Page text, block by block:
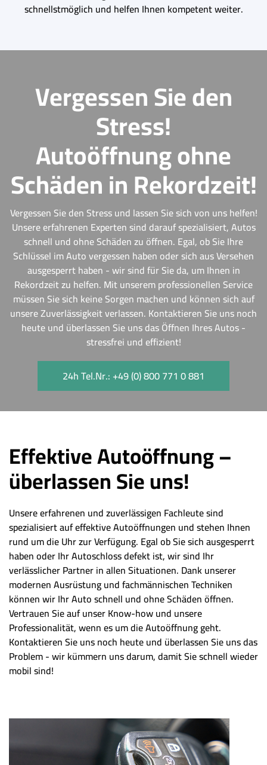
schnellstmöglich und helfen Ihnen kompetent weiter.
Vergessen Sie den
Stress!
Autoöffnung ohne
Schäden in Rekordzeit!
Vergessen Sie den Stress und lassen Sie sich von uns helfen!
Unsere erfahrenen Experten sind darauf spezialisiert, Autos
schnell und ohne Schäden zu öffnen. Egal, ob Sie Ihre
Schlüssel im Auto vergessen haben oder sich aus Versehen
ausgesperrt haben - wir sind für Sie da, um Ihnen in
Rekordzeit zu helfen. Mit unserem professionellen Service
müssen Sie sich keine Sorgen machen und können sich auf
unsere Zuverlässigkeit verlassen. Kontaktieren Sie uns noch
heute und überlassen Sie uns das Öffnen Ihres Autos -
stressfrei und effizient!
24h Tel.Nr.: +49 (0) 800 771 0 881
Effektive Autoöffnung –
überlassen Sie uns!
Unsere erfahrenen und zuverlässigen Fachleute sind
spezialisiert auf effektive Autoöffnungen und stehen Ihnen
rund um die Uhr zur Verfügung. Egal ob Sie sich ausgesperrt
haben oder Ihr Autoschloss defekt ist, wir sind Ihr
verlässlicher Partner in allen Situationen. Dank unserer
modernen Ausrüstung und fachmännischen Techniken
können wir Ihr Auto schnell und ohne Schäden öffnen.
Vertrauen Sie auf unser Know-how und unsere
Professionalität, wenn es um die Autoöffnung geht.
Kontaktieren Sie uns noch heute und überlassen Sie uns das
Problem - wir kümmern uns darum, damit Sie schnell wieder
mobil sind!